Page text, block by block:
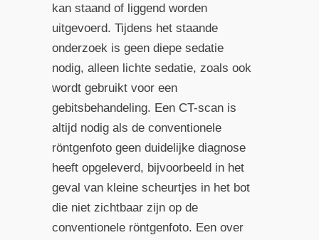
kan staand of liggend worden
uitgevoerd. Tijdens het staande
onderzoek is geen diepe sedatie
nodig, alleen lichte sedatie, zoals ook
wordt gebruikt voor een
gebitsbehandeling. Een CT-scan is
altijd nodig als de conventionele
röntgenfoto geen duidelijke diagnose
heeft opgeleverd, bijvoorbeeld in het
geval van kleine scheurtjes in het bot
die niet zichtbaar zijn op de
conventionele röntgenfoto. Een over